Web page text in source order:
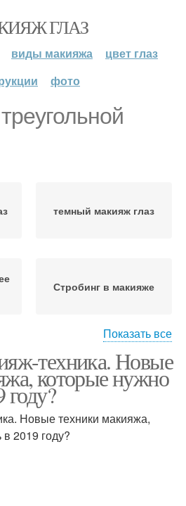
ГЛАЗ
виды макияжа
цвет глаз
фото
темный макияж глаз
Стробинг в макияже
Техник в макияже
Макияж на круглое лицо
Показать все
техника. Новые
которые нужно
году?
Новые техники макияжа,
2019 году?